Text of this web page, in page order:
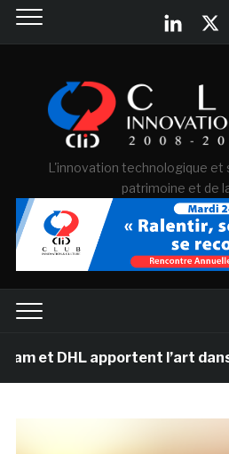
L'innovation technologique et
patrimoine et de
apportent l’art dans les